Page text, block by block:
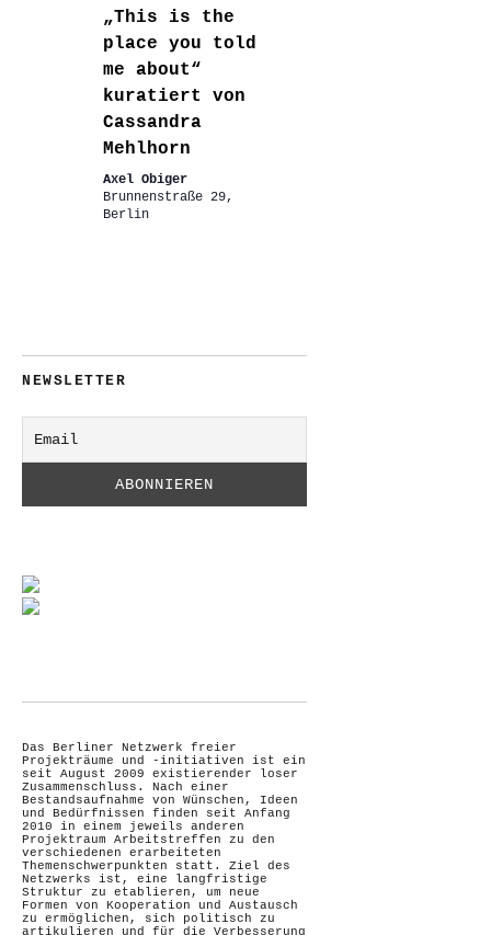
„This is the
place you told
me about“
kuratiert von
Cassandra
Mehlhorn
Axel Obiger
Brunnenstraße 29,
Berlin
NEWSLETTER
Das Berliner Netzwerk freier
Projekträume und -initiativen ist ein
seit August 2009 existierender loser
Zusammenschluss. Nach einer
Bestandsaufnahme von Wünschen, Ideen
und Bedürfnissen finden seit Anfang
2010 in einem jeweils anderen
Projektraum Arbeitstreffen zu den
verschiedenen erarbeiteten
Themenschwerpunkten statt. Ziel des
Netzwerks ist, eine langfristige
Struktur zu etablieren, um neue
Formen von Kooperation und Austausch
zu ermöglichen, sich politisch zu
artikulieren und für die Verbesserung